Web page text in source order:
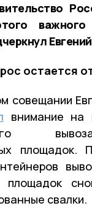
остается
совещании
внимание на
площадок.
свалки.